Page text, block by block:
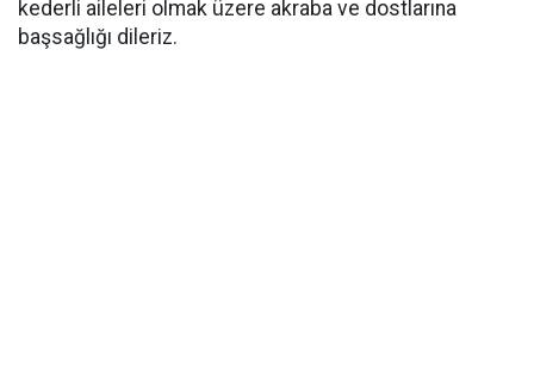
kederli aileleri olmak üzere akraba ve dostlarına
başsağlığı dileriz.